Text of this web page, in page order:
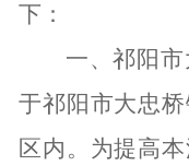
下：
一、祁阳
于祁阳市大忠
区内。为提高